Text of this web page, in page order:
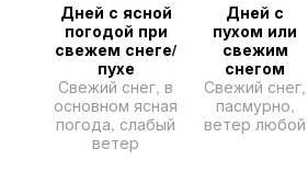
Дней с ясной
погодой при
свежем снеге/
пухе
Свежий снег, в
основном ясная
погода, слабый
ветер
Дней с
пухом или
свежим
снегом
Свежий снег,
пасмурно,
ветер любой